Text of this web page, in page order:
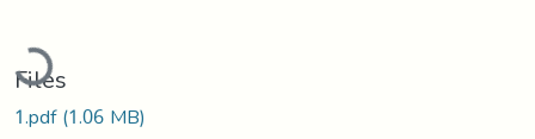
Loading...
Files
1.pdf(1.06 MB)